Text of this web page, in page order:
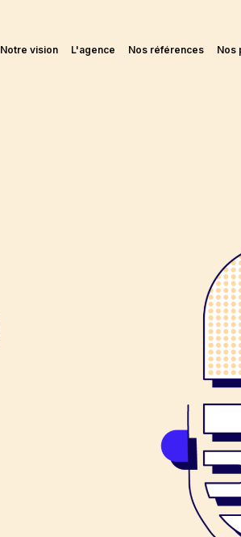
Notre vision L'agence Nos références Nos